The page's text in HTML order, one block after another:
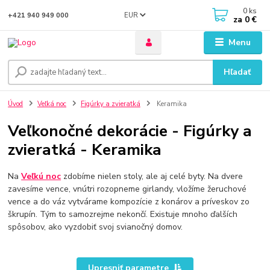
Menu
EUR
Hľadať
+421 940 949 000 0 ks
za 0 €
Úvod Veľká noc Figúrky a zvieratká Keramika
Veľkonočné dekorácie - Figúrky a
zvieratká - Keramika
NaVeľkú noc zdobíme nielen stoly, ale aj celé byty. Na dvere
zavesíme vence, vnútri rozopneme girlandy, vložíme žeruchové
vence a do váz vytvárame kompozície z konárov a príveskov zo
škrupín. Tým to samozrejme nekončí. Existuje mnoho ďalších
spôsobov, ako vyzdobiť svoj svianočný domov.
Upresniť parametre